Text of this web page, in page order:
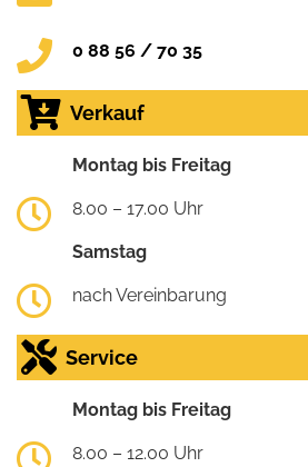
0 88 56 / 70 35
Verkauf
Montag bis Freitag
8.00 – 17.00 Uhr
Samstag
nach Vereinbarung
Service
Montag bis Freitag
8.00 – 12.00 Uhr